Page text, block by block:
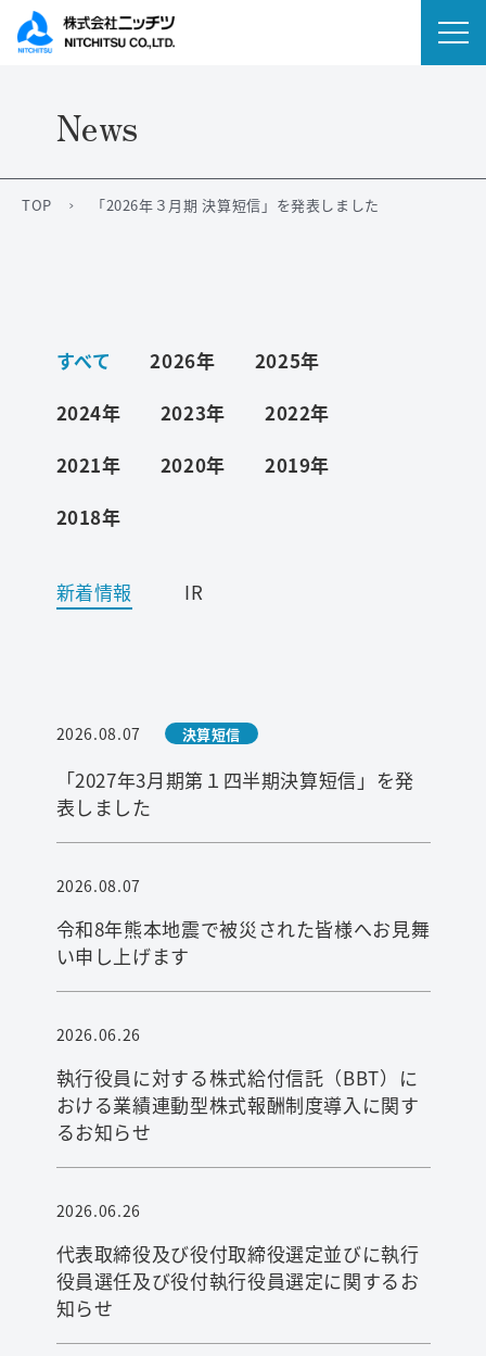
事業内容
サステナビリティ
採用情報
プライバシーポリシー
TOP 「2026年３月期 決算短信」を発表しました
News
すべて 2026年
2025年
2024年
2023年
2022年
2021年
2020年
2019年
2018年
新着情報 IR
2026.08.07 決算短信
「2027年3月期第１四半期決算短信」を発
表しました
2026.08.07
令和8年熊本地震で被災された皆様へお見舞
い申し上げます
2026.06.26
執行役員に対する株式給付信託（BBT）に
おける業績連動型株式報酬制度導入に関す
るお知らせ
2026.06.26
代表取締役及び役付取締役選定並びに執行
役員選任及び役付執行役員選定に関するお
知らせ